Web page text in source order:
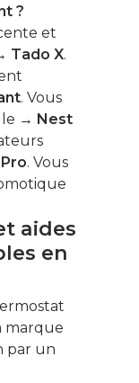
?
et
Tado X.
. Vous
→ Nest
. Vous
aides
en
marque
par un